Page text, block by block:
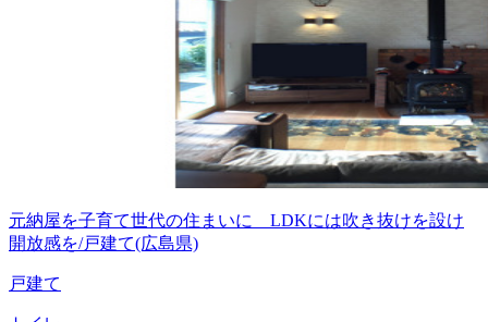
元納屋を子育て世代の住まいに LDKには吹き抜けを設け
開放感を/戸建て(広島県)
戸建て